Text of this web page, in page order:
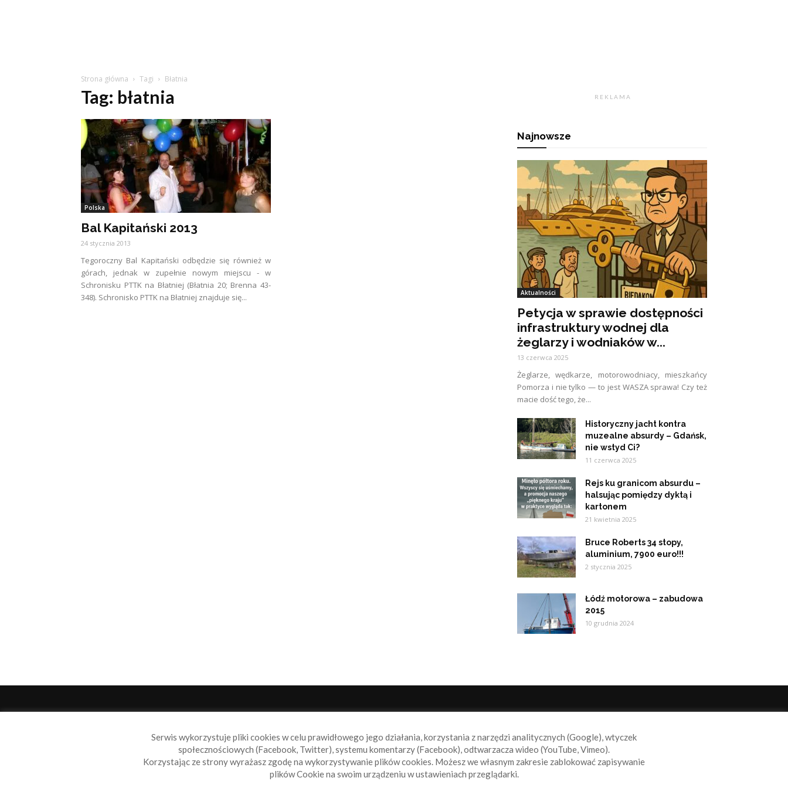
Strona główna Tagi Błatnia
Tag: błatnia
Polska
Bal Kapitański 2013
24 stycznia 2013
Tegoroczny Bal Kapitański odbędzie się również w
górach, jednak w zupełnie nowym miejscu - w
Schronisku PTTK na Błatniej (Błatnia 20; Brenna 43-
348). Schronisko PTTK na Błatniej znajduje się...
R E K L A M A
Najnowsze
Aktualności
Petycja w sprawie dostępności
infrastruktury wodnej dla
żeglarzy i wodniaków w...
13 czerwca 2025
Żeglarze, wędkarze, motorowodniacy, mieszkańcy
Pomorza i nie tylko — to jest WASZA sprawa! Czy też
macie dość tego, że...
Historyczny jacht kontra
muzealne absurdy – Gdańsk,
nie wstyd Ci?
11 czerwca 2025
Rejs ku granicom absurdu –
halsując pomiędzy dyktą i
kartonem
21 kwietnia 2025
Bruce Roberts 34 stopy,
aluminium, 7900 euro!!!
2 stycznia 2025
Łódź motorowa – zabudowa
2015
10 grudnia 2024
Sailbook.pl to miejsce dla wszystkich, którzy szukają aktualnych
wiadomości ze świata żeglarstwa, świata motorowodniactwa i
nie tylko.
Serwis wykorzystuje pliki cookies w celu prawidłowego jego działania, korzystania z narzędzi analitycznych (Google), wtyczek
społecznościowych (Facebook, Twitter), systemu komentarzy (Facebook), odtwarzacza wideo (YouTube, Vimeo).
Korzystając ze strony wyrażasz zgodę na wykorzystywanie plików cookies. Możesz we własnym zakresie zablokować zapisywanie
plików Cookie na swoim urządzeniu w ustawieniach przeglądarki.